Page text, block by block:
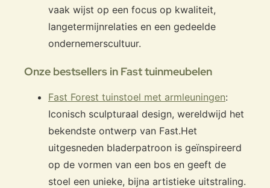
vaak wijst op een focus op kwaliteit,
langetermijnrelaties en een gedeelde
ondernemerscultuur.
Onze bestsellers in Fast tuinmeubelen
Fast Forest tuinstoel met armleuningen:
Iconisch sculpturaal design, wereldwijd het
bekendste ontwerp van Fast.Het
uitgesneden bladerpatroon is geïnspireerd
op de vormen van een bos en geeft de
stoel een unieke, bijna artistieke uitstraling.